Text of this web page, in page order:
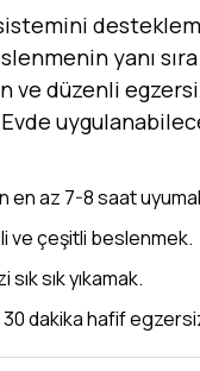
sistemini
yanı
ve düzenli
en az 7-8 saat
ve çeşitli beslenmek.
sık sık yıkamak.
dakika hafif